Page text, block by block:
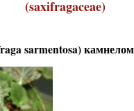
(saxifragaceae)
sarmentosa)